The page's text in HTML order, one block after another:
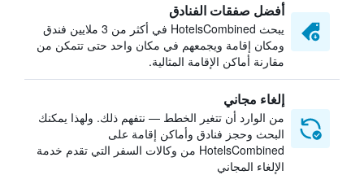
أفضل صفقات الفنادق
يبحث HotelsCombined في أكثر من 3 ملايين فندق
ومكان إقامة ويجمعهم في مكان واحد حتى تتمكن من
مقارنة أماكن الإقامة المثالية.
إلغاء مجاني
من الوارد أن تتغير الخطط — نتفهم ذلك. ولهذا يمكنك
البحث وحجز فنادق وأماكن إقامة على
HotelsCombined من وكالات السفر التي تقدم خدمة
الإلغاء المجاني